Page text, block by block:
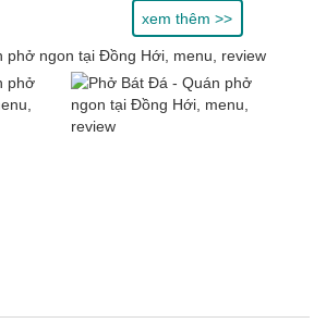
xem thêm >>